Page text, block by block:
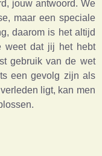
jouw antwoord. We
maar een speciale
daarom is het altijd
weet dat jij het hebt
gebruik van de wet
een gevolg zijn als
ligt, kan men